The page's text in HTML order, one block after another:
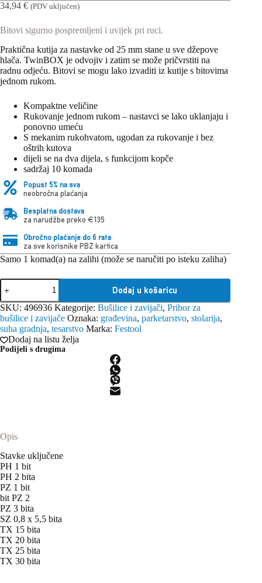
34,94 € (PDV uključen)
Bitovi sigurno pospremljeni i uvijek pri ruci.
Praktična kutija za nastavke od 25 mm stane u sve džepove
hlača. TwinBOX je odvojiv i zatim se može pričvrstiti na
radnu odjeću. Bitovi se mogu lako izvaditi iz kutije s bitovima
jednom rukom.
Kompaktne veličine
Rukovanje jednom rukom – nastavci se lako uklanjaju i
ponovno umeću
S mekanim rukohvatom, ugodan za rukovanje i bez
oštrih kutova
dijeli se na dva dijela, s funkcijom kopče
sadržaj 10 komada
Popust 5% na sva
neobročna plaćanja
Besplatna dostava
za narudžbe preko €135
Obročno plaćanje do 6 rata
za sve korisnike PBZ kartica
Samo 1 komad(a) na zalihi (može se naručiti po isteku zaliha)
Festool
set
biteva
BB-
MIX
količina
Dodaj u košaricu
SKU: 496936 Kategorije: Bušilice i zavijači, Pribor za
bušilice i zavijače Oznaka: građevina, parketarstvo, stolarija,
suha gradnja, tesarstvo Marka: Festool
Dodaj na listu želja
Podijeli s drugima
Opis
Stavke uključene
PH 1 bit
PH 2 bita
PZ 1 bit
bit PZ 2
PZ 3 bita
SZ 0,8 x 5,5 bita
TX 15 bita
TX 20 bita
TX 25 bita
TX 30 bita